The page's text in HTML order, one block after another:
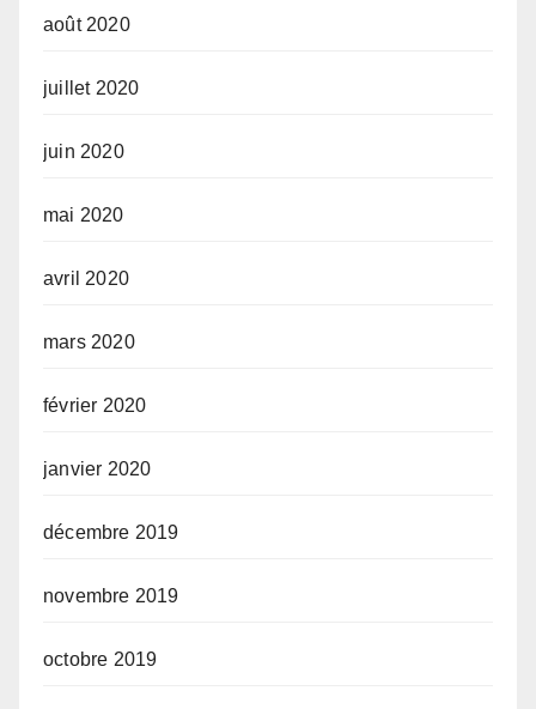
août 2020
juillet 2020
juin 2020
mai 2020
avril 2020
mars 2020
février 2020
janvier 2020
décembre 2019
novembre 2019
octobre 2019